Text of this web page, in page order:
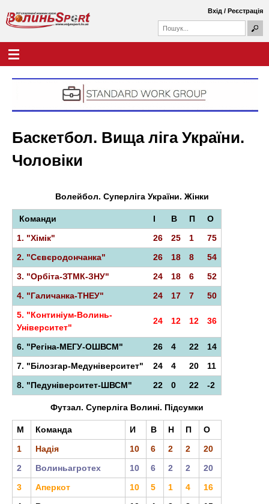
вмісту
В
о
н
ь
p
o
о
у
к
о
в
а
о
о
ш
Вхід / Реєстрація
Баскетбол. Вища ліга України.
Чоловіки
Волейбол. Суперліга України. Жінки
Команди І В П
О
1. "Хімік"
26 25 1
75
2. "Сєвєродончанка"
26 18 8
54
3. "Орбіта-ЗТМК-ЗНУ"
24 18 6
52
4. "Галичанка-ТНЕУ"
24 17 7
50
5. "Континіум-Волинь-
Університет"
24 12 12 36
6. "Регіна-МЕГУ-ОШВСМ" 26 4 22
14
7. "Білозгар-Медуніверситет"
24 4 20
11
8. "Педуніверситет-ШВСМ"
22 0 22 -2
Футзал. Суперліга Волині. Підсумки
М Команда И В Н П
О
1
Надія 10 6 2 2
20
2
Волиньагротех 10 6 2 2
20
3
Аперкот 10 5 1 4
16